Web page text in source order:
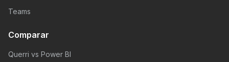
Teams
Comparar
Querri vs Power BI